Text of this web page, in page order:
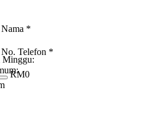
Nama *
No. Telefon *
RM0